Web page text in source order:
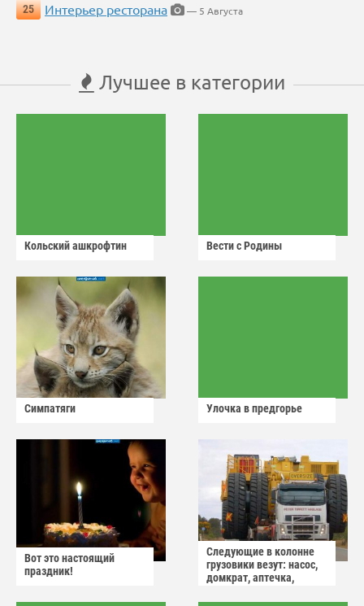
25
Интерьер ресторана — 5 Августа
Лучшее в категории
Кольский ашкрофтин Вести с Родины
Симпатяги Улочка в предгорье
Вот это настоящий
праздник!
Следующие в колонне
грузовики везут: насос,
домкрат, аптечка,